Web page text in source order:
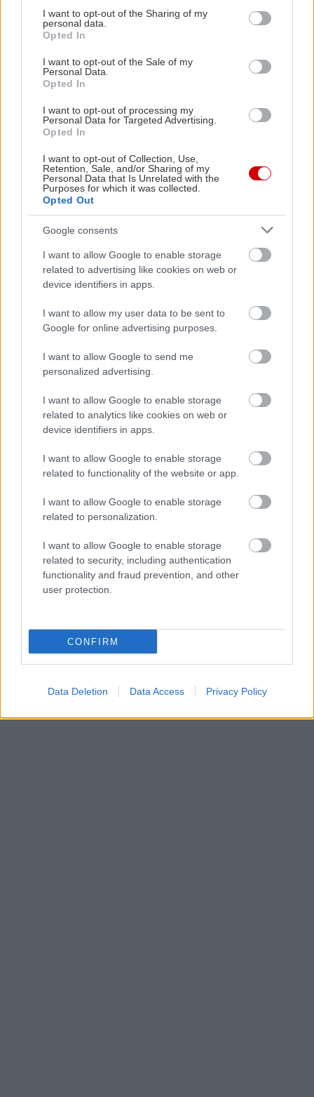
not limited to your visit or usage behaviour. You may click to
grant or deny consent to Google and its third-party tags to
use your data for below specified purposes in below Google
consent section.
I want to opt-out of the Sharing of my
personal data.
Opted In
I want to opt-out of the Sale of my
Personal Data.
Opted In
I want to opt-out of processing my
Personal Data for Targeted Advertising.
Opted In
I want to opt-out of Collection, Use,
Retention, Sale, and/or Sharing of my
Personal Data that Is Unrelated with the
Purposes for which it was collected.
Opted Out
Google consents
I want to allow Google to enable storage
related to advertising like cookies on web or
device identifiers in apps.
I want to allow my user data to be sent to
Google for online advertising purposes.
I want to allow Google to send me
personalized advertising.
I want to allow Google to enable storage
related to analytics like cookies on web or
device identifiers in apps.
I want to allow Google to enable storage
related to functionality of the website or app.
I want to allow Google to enable storage
related to personalization.
I want to allow Google to enable storage
related to security, including authentication
functionality and fraud prevention, and other
user protection.
CONFIRM
Data Deletion Data Access Privacy Policy
η καλύτερη στιγμή να ανοίξεις παράρτημα.
Και οι άλλοι άνθρωποι;
Δεν είναι κομπάρσοι στην περιπέτειά σας. Όποιος
μπαίνει σε αυτήν την ιστορία χρειάζεται να ξέρει
πού μπαίνει. Είσαι σε σχέση; Υπάρχουν κανόνες;
Υπάρχει χώρος για συναίσθημα ή μόνο για σεξ; Η
ηθική πολυγαμία είναι ηθική μόνο όταν δεν
προστατεύει αποκλειστικά το αρχικό ζευγάρι,
αλλά όλους τους ανθρώπους που εμπλέκονται.
Και κάτι τελευταίο…
Η ηθική πολυγαμία δεν είναι πιο προχώ από τη
συναισθηματικής εξέλιξης, ούτε μυστική πίστα για
ανθρώπους που έχουν λύσει όλα τους τα
τραύματα και πίνουν τσάι με τον Βούδα. Είναι
απλώς ένας άλλος τρόπος να σχετίζεσαι. Σε
κάποιους ταιριάζει, σε άλλους όχι. Το θέμα δεν
είναι να γίνεις πολυγαμικός/ή για να αποδείξεις
ότι είσαι ανοιχτόμυαλος/η. Το θέμα είναι να
φτιάχνεις σχέσεις που δεν βασίζονται στον φόβο,
στην ιδιοκτησία και στην αυτόματη αναπαραγωγή
όλων των πραγμάτων που μας έμαθαν ότι «έτσι
γίνονται».Ό,τι θέλεις –και ό,τι συμφωνείς–